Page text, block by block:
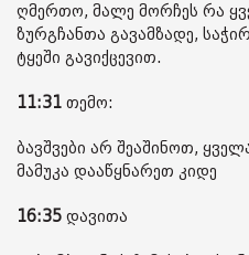
ღმერთო, მალე მორჩეს რა
ზურგჩანთა გავამზადე,
ტყეში გავიქცევით.
11:31 თემო:
ბავშვები არ შეაშინოთ,
მამუკა დააწყნარეთ კიდე
16:35 დავითა